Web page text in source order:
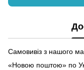
Самовивіз з нашого
«Новою поштою» по